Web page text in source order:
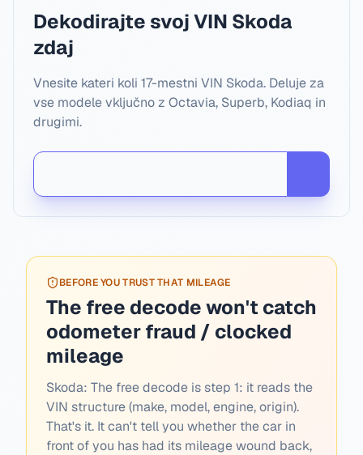
Dekodirajte svoj VIN Skoda
zdaj
Vnesite kateri koli 17-mestni VIN Skoda. Deluje za
vse modele vključno z Octavia, Superb, Kodiaq in
drugimi.
BEFORE YOU TRUST THAT MILEAGE
The free decode won't catch
odometer fraud / clocked
mileage
Skoda: The free decode is step 1: it reads the
VIN structure (make, model, engine, origin).
That's it. It can't tell you whether the car in
front of you has had its mileage wound back,